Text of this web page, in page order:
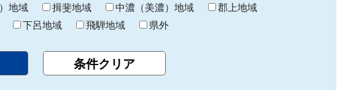
地域 揖斐地域 中濃（美濃）地域
郡上地域
下呂地域 飛騨地域 県外